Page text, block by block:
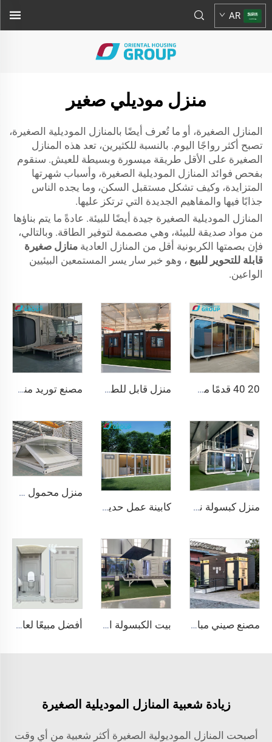
AR
منزل موديلي صغير
المنازل الصغيرة، أو ما تُعرف أيضًا بالمنازل الموديلية الصغيرة،
تصبح أكثر رواجًا اليوم. بالنسبة للكثيرين، تعد هذه المنازل
الصغيرة على الأقل طريقة ميسورة وبسيطة للعيش. سنقوم
بفحص فوائد المنازل الموديلية الصغيرة، وأسباب شهرتها
المتزايدة، وكيف تشكل مستقبل السكن، وما يجده الناس
جذابًا فيها والمفاهيم الجديدة التي ترتكز عليها.
المنازل الموديلية الصغيرة جيدة أيضًا للبيئة. عادةً ما يتم بناؤها
من مواد صديقة للبيئة، وهي مصممة لتوفير الطاقة. وبالتالي،
فإن بصمتها الكربونية أقل من المنازل العادية منازل صغيرة
قابلة للتحوير للبيع ، وهو خبر سار يسر المستمعين البيئيين
الواعين.
20 40 قدمًا من المنازل الجاهزة الصغيرة النموذجية، حاوية مكتب منزل محمول من Apple، كابينة Apple متحركة منزل قابل للطي 20 قدمًا 40 قدمًا منزل حاوية محمول جاهز منزل متنقل قابل للتوسيع منزل متنقل مكون من 3 غرف نوم وحدات منزل مسبق الصنع قابل للتوسيع مصنع توريد منزل حاوية فاخر 20 قدمًا مريح منزل كبسولة مساحة صغيرة مسبق الصنع من الفولاذ سرير وحدات كابينة فندق للاستخدام المكتبي
منزل كبسولة نموذجي صيني بسعر مميز، كابينة تفاح جاهزة للبيع بطول ٢٠ قدمًا كابينة عمل حديثة فاخرة معزولة للصوت بإطار من الألومنيوم بتصميم صيني للفنادق والمنازل مستوحاة من كابينة آبل
منزل محمول خفيف الوزن ومسبق الصنع وقابل للطي سريعًا وموحد الحجم 20 قدم و40 قدم، منزل صغير قابل للطي وتنقله
مصنع صيني مباشر! مرحاض متنقل متين مصنوع من البولي إيثيلين المصبوب دوارًا، مقعد مرحاض بلاستيكي، مرحاض خارجي محمول. بيت الكبسولة الذكي - وحدة سكنية مدمجة مجهزة بالتكنولوجيا بتصميم عصري للفنادق أفضل مبيعًا لعام 2025: مرحاض عام محمول عصري مصنوع من البولي إيثيلين عالي الكثافة (HDPE)، قابل للحمل، مع صفيحة تدفق، مرحاض متنقل بلاستيكي يمكن التخلص منه للاستخدام في الحمامات الخارجية
زيادة شعبية المنازل الموديلية الصغيرة
أصبحت المنازل الموديولية الصغيرة أكثر شعبية من أي وقت